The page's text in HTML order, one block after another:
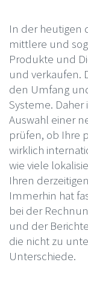
In der heutigen
mittlere und
Produkte und
und verkaufen.
den Umfang
Systeme. Daher
Auswahl einer
prüfen, ob Ihre
wirklich
wie viele
Ihren
Immerhin hat
bei der
und der
die nicht zu
Unterschiede.